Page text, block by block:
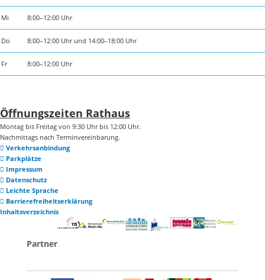
Mi 8:00–12:00 Uhr
Do 8:00–12:00 Uhr und 14:00–18:00 Uhr
Fr 8:00–12:00 Uhr
Öffnungszeiten Rathaus
Montag bis Freitag von 9:30 Uhr bis 12:00 Uhr.
Nachmittags nach Terminvereinbarung.
Verkehrsanbindung
Parkplätze
Impressum
Datenschutz
Leichte Sprache
Barrierefreiheitserklärung
Inhaltsverzeichnis